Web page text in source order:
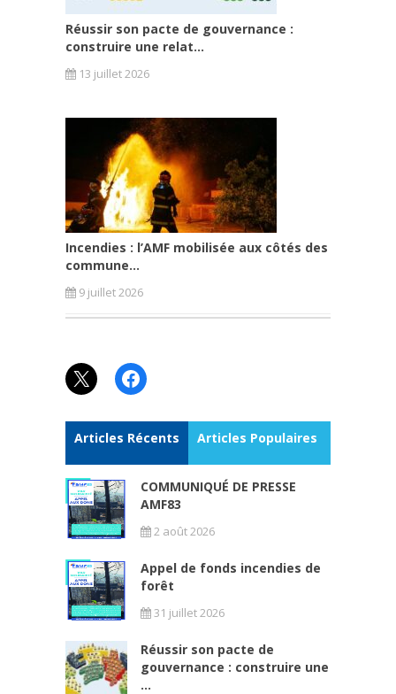
Réussir son pacte de gouvernance :
construire une relat...
13 juillet 2026
Incendies : l’AMF mobilisée aux côtés des
commune...
9 juillet 2026
X Facebook
Articles Récents Articles Populaires
COMMUNIQUÉ DE PRESSE
AMF83
2 août 2026
Appel de fonds incendies de
forêt
31 juillet 2026
Réussir son pacte de
gouvernance : construire une
...